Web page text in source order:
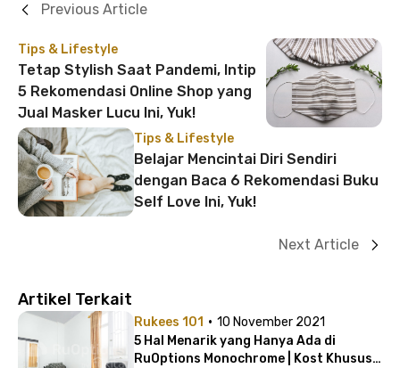
Tips & Lifestyle
Tetap Stylish Saat Pandemi, Intip
5 Rekomendasi Online Shop yang
Jual Masker Lucu Ini, Yuk!
Previous Article
Tips & Lifestyle
Belajar Mencintai Diri Sendiri
dengan Baca 6 Rekomendasi Buku
Self Love Ini, Yuk!
Next Article
Artikel Terkait
Rukees 101 · 10 November 2021
5 Hal Menarik yang Hanya Ada di
RuOptions Monochrome | Kost Khusus